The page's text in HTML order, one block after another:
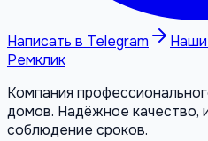
Написать в Telegram
Ремклик
Компания
домов. Надёжное качество,
соблюдение сроков.